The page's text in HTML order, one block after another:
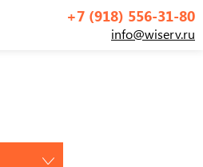
+7 (918) 556-31-80
info@wiserv.ru